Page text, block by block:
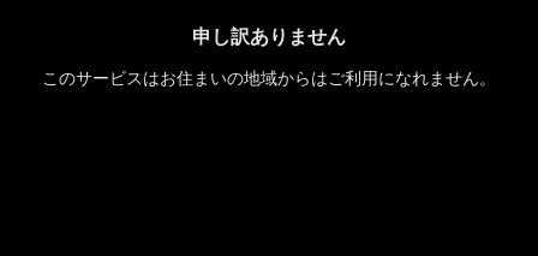
申し訳ありません
このサービスはお住まいの地域からはご利用になれません。